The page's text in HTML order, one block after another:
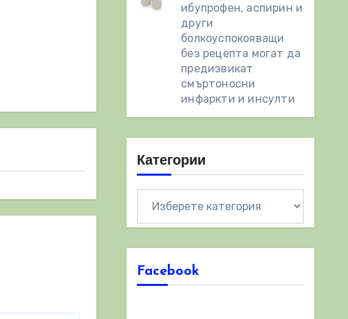
ибупрофен, аспирин и
други
болкоуспокояващи
без рецепта могат да
предизвикат
смъртоносни
инфаркти и инсулти
Категории
Facebook